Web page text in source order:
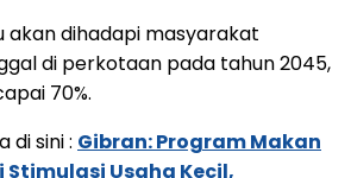
akan dihadapi masyarakat
di perkotaan pada tahun 2045,
70%.
di sini : Gibran: Program Makan
Usaha Kecil,